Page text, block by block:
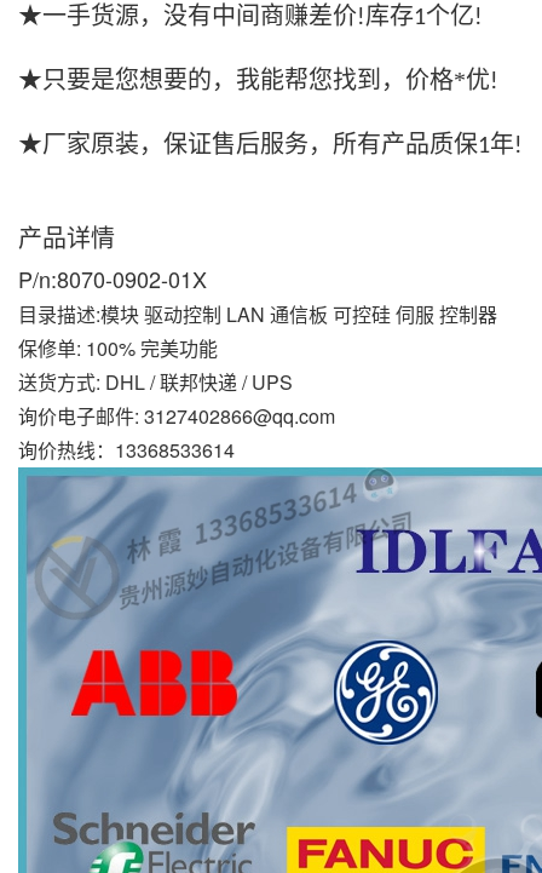
★一手货源，没有中间商赚差价!库存1个亿!
★只要是您想要的，我能帮您找到，价格*优!
★厂家原装，保证售后服务，所有产品质保1年!
产品详情
P/n:8070-0902-01X
目录描述:模块 驱动控制 LAN 通信板 可控硅 伺服 控制器
保修单: 100% 完美功能
送货方式: DHL / 联邦快递 / UPS
询价电子邮件: 3127402866@qq.com
询价热线：13368533614